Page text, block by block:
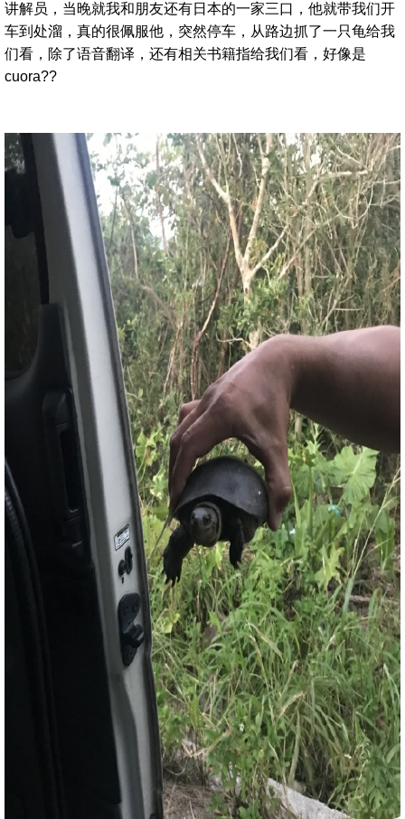
讲解员，当晚就我和朋友还有日本的一家三口，他就带我们开
车到处溜，真的很佩服他，突然停车，从路边抓了一只龟给我
们看，除了语音翻译，还有相关书籍指给我们看，好像是
cuora??